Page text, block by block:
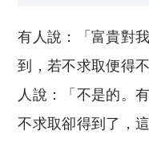
有人說：「富貴對
到，若不求取便得
人說：「不是的。
不求取卻得到了，